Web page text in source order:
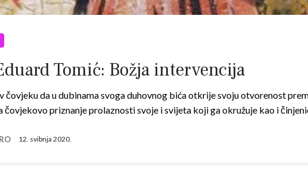
Tomić: Božja intervencija
čovjeku da u dubinama svoga duhovnog bića otkrije svoju otvorenost
čovjekovo priznanje prolaznosti svoje i svijeta koji ga okružuje kao i
12. svibnja 2020.